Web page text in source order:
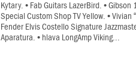
Kytary. • Fab Guitars LazerBird. •
Special Custom Shop TV Yellow. • Vivian
Fender Elvis Costello Signature
Aparatura. • hlava LongAmp Viking...